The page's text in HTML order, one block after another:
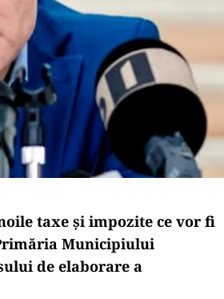
taxe și impozite ce vor fi
Municipiului
de elaborare a